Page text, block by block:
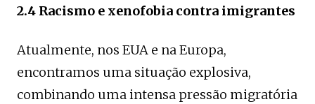
2.4 Racismo e xenofobia contra imigrantes
Atualmente, nos EUA e na Europa,
encontramos uma situação explosiva,
combinando uma intensa pressão migratória